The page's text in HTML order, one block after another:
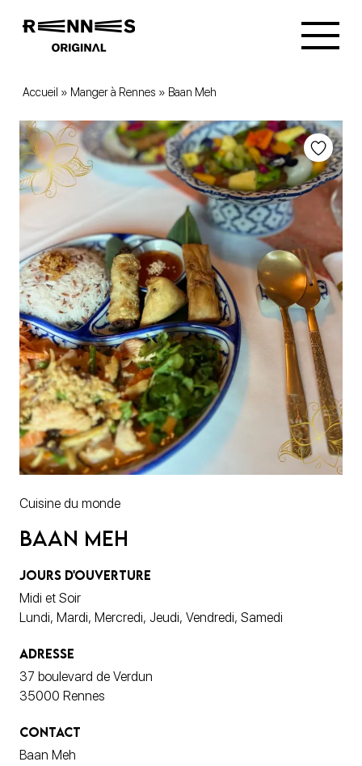
Accueil » Manger à Rennes » Baan Meh
Cuisine du monde
Baan Meh
JOURS D'OUVERTURE
Midi et Soir
Lundi, Mardi, Mercredi, Jeudi, Vendredi, Samedi
ADRESSE
37 boulevard de Verdun
35000 Rennes
CONTACT
Baan Meh